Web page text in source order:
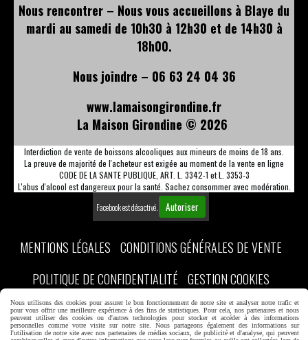
Nous rencontrer – Nous vous accueillons à Blaye du
mardi au samedi de 10h30 à 12h30 et de 14h30 à
18h00.
Nous joindre – 06 63 24 04 36
www.lamaisongirondine.fr
La Maison Girondine © 2026
Interdiction de vente de boissons alcooliques aux mineurs de moins de 18 ans.
La preuve de majorité de l'acheteur est exigée au moment de la vente en ligne
CODE DE LA SANTE PUBLIQUE, ART. L. 3342-1 et L. 3353-3
L'abus d'alcool est dangereux pour la santé. Sachez consommer avec modération.
Facebook est désactivé.
Autoriser
MENTIONS LÉGALES CONDITIONS GÉNÉRALES DE VENTE
POLITIQUE DE CONFIDENTIALITÉ GESTION COOKIES
MON COMPTE CRÉER UN SITE INTERNET DISCOVER BORDEAUX
Nous utilisons des cookies pour assurer le bon fonctionnement de notre site et analyser notre trafic et
pour vous offrir une meilleure expérience à des fins de statistiques. Pour cela, nos partenaires et nous
peuvent utiliser des cookies ou d'autres technologies pour stocker et accéder à des informations
personnelles comme votre visite sur notre site. Nous partageons également des informations sur
l'utilisation de notre site avec nos partenaires de médias sociaux, de publicité et d'analyse, qui peuvent